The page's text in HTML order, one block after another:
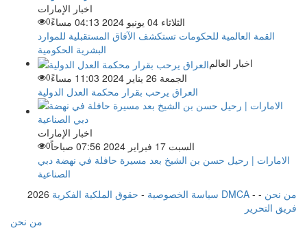
اخبار الإمارات
الثلاثاء 04 يونيو 2024 04:13 مساءً
0
القمة العالمية للحكومات تستكشف الآفاق المستقبلية للموارد
البشرية الحكومية
اخبار العالم
الجمعة 26 يناير 2024 11:03 مساءً
0
العراق يرحب بقرار محكمة العدل الدولية
اخبار الإمارات
السبت 17 فبراير 2024 07:56 صباحاً
0
الامارات | رحيل حسن بن الشيخ بعد مسيرة حافلة في نهضة دبي
الصناعية
2026
سياسة الخصوصية - حقوق الملكية الفكرية DMCA - من نحن -
فريق التحرير
من نحن